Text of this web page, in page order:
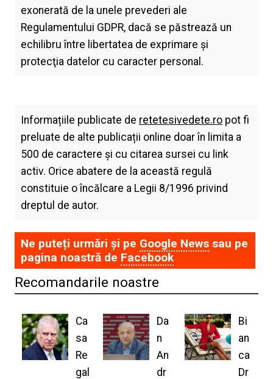
exonerată de la unele prevederi ale
Regulamentului GDPR, dacă se păstrează un
echilibru între libertatea de exprimare şi
protecţia datelor cu caracter personal.
Informațiile publicate de retetesivedete.ropot fi
preluate de alte publicații online doar în limita a
500 de caractere și cu citarea sursei cu link
activ. Orice abatere de la această regulă
constituie o încălcare a Legii 8/1996 privind
dreptul de autor.
Ne puteți urmări și pe Google Newssau pe
pagina noastră de Facebook
Recomandarile noastre
Ca
sa
Re
gal
Da
n
An
dr
Bi
an
ca
Dr